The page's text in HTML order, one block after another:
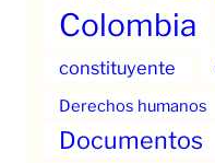
Colombia
constituyente
Derechos humanos
Documentos